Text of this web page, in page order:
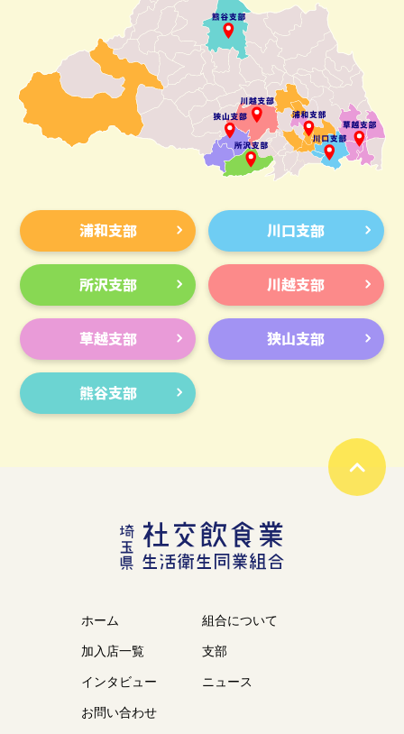
浦和支部 川口支部
所沢支部 川越支部
草越支部 狭山支部
熊谷支部
ホーム 組合について
加入店一覧 支部
インタビュー ニュース
お問い合わせ